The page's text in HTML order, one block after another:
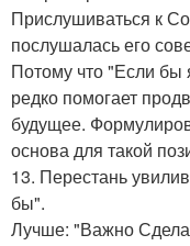
Прислушиваться к
послушалась его
Потому что "Если бы
редко помогает
будущее.
основа для такой
13. Перестань
бы".
Лучше: "Важно